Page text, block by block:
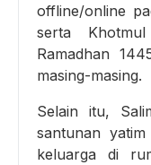
offline/online
serta
Ramadhan
masing-masing.
Selain itu,
santunan
keluarga di